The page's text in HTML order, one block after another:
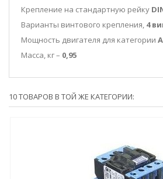
Крепление на стандартную рейку
Варианты винтового крепления, 4
Мощность двигателя для категории
Масса, кг – 0,95
10 ТОВАРОВ В ТОЙ ЖЕ КАТЕГОРИИ: